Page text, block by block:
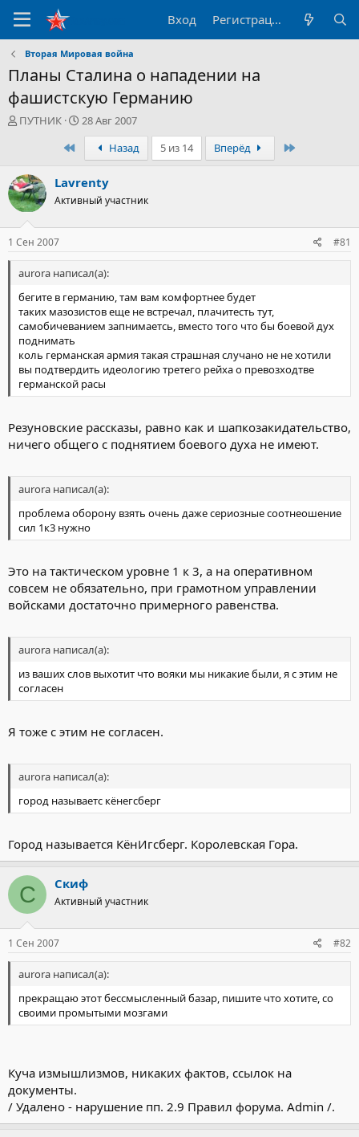
Вход Регистрация
Вторая Мировая война
Планы Сталина о нападении на
фашистскую Германию
А
р
т
е
м
ы
ПУТНИК
Д
а
а
н
а
ч
28 Авг 2007
ПервыйНазад 5 из 14 Вперёд
Lavrenty
Активный участник
1 Сен 2007 #81
aurora написал(а):
бегите в германию, там вам комфортнее будет
таких мазозистов еще не встречал, плачитесть тут,
самобичеванием запнимаетсь, вместо того что бы боевой дух
поднимать
коль германская армия такая страшная случано не не хотили
вы подтвердить идеологию третего рейха о превозходтве
германской расы
Резуновские рассказы, равно как и шапкозакидательство,
ничего общего с поднятием боевого духа не имеют.
aurora написал(а):
проблема оборону взять очень даже сериозные соотнеошение
сил 1к3 нужно
Это на тактическом уровне 1 к 3, а на оперативном
совсем не обязательно, при грамотном управлении
войсками достаточно примерного равенства.
aurora написал(а):
из ваших слов выхотит что вояки мы никакие были, я с этим не
согласен
Я тоже с этим не согласен.
aurora написал(а):
город называетс кёнегсберг
Город называется КёнИгсберг. Королевская Гора.
С Скиф
Активный участник
1 Сен 2007 #82
aurora написал(а):
прекращаю этот бессмысленный базар, пишите что хотите, со
своими промытыми мозгами
Куча измышлизмов, никаких фактов, ссылок на
документы.
/ Удалено - нарушение пп. 2.9 Правил форума. Admin /.